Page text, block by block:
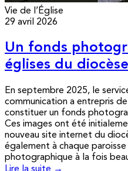
Vie de l’Église
29 avril 2026
Un fonds
églises du diocèse
En septembre 2025, le
communication a entrepris
constituer un fonds
Ces images ont été
nouveau site internet du
également à chaque
photographique à la fois